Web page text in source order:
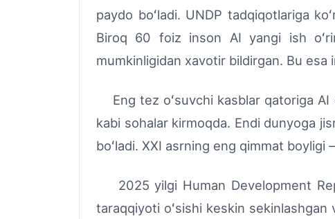
paydo boʻladi. UNDP tadqiqotlariga
Biroq 60 foiz inson AI yangi ish
mumkinligidan xavotir bildirgan. Bu esa
Eng tez oʻsuvchi kasblar qatoriga
kabi sohalar kirmoqda. Endi dunyoga
boʻladi. XXI asrning eng qimmat boyligi
2025 yilgi Human Development
taraqqiyoti oʻsishi keskin